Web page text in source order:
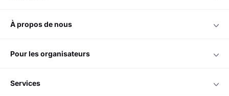
à propos de nous
pour les organisateurs
services